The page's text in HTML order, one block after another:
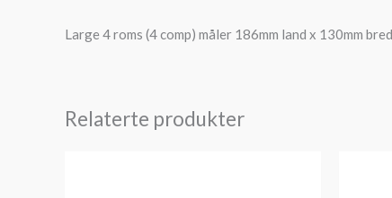
Large 4 roms (4 comp) måler 186mm land x 130mm
Relaterte produkter